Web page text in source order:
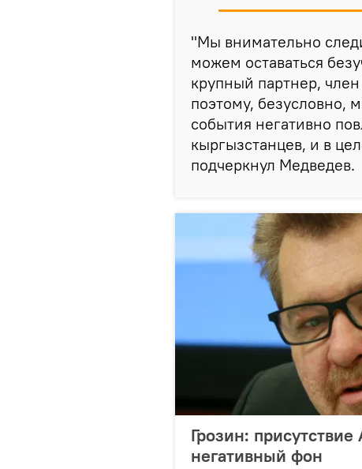
"Мы внимательно
можем оставаться
крупный партнер,
поэтому, безусловно,
события негативно
кыргызстанцев, и в
подчеркнул Медведев.
Грозин:
негативный фон